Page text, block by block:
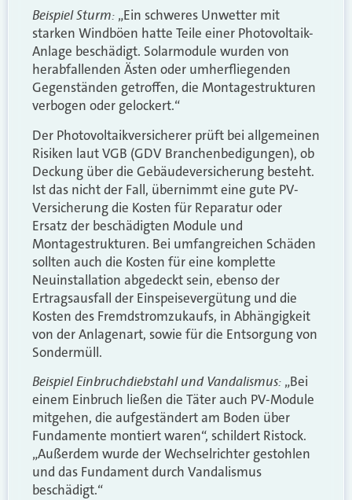
Beispiel Sturm: „Ein schweres Unwetter mit
starken Windböen hatte Teile einer Photovoltaik-
Anlage beschädigt. Solarmodule wurden von
herabfallenden Ästen oder umherfliegenden
Gegenständen getroffen, die Montagestrukturen
verbogen oder gelockert.“
Der Photovoltaikversicherer prüft bei allgemeinen
Risiken laut VGB (GDV Branchenbedigungen), ob
Deckung über die Gebäudeversicherung besteht.
Ist das nicht der Fall, übernimmt eine gute PV-
Versicherung die Kosten für Reparatur oder
Ersatz der beschädigten Module und
Montagestrukturen. Bei umfangreichen Schäden
sollten auch die Kosten für eine komplette
Neuinstallation abgedeckt sein, ebenso der
Ertragsausfall der Einspeisevergütung und die
Kosten des Fremdstromzukaufs, in Abhängigkeit
von der Anlagenart, sowie für die Entsorgung von
Sondermüll.
Beispiel Einbruchdiebstahl und Vandalismus: „Bei
einem Einbruch ließen die Täter auch PV-Module
mitgehen, die aufgeständert am Boden über
Fundamente montiert waren“, schildert Ristock.
„Außerdem wurde der Wechselrichter gestohlen
und das Fundament durch Vandalismus
beschädigt.“